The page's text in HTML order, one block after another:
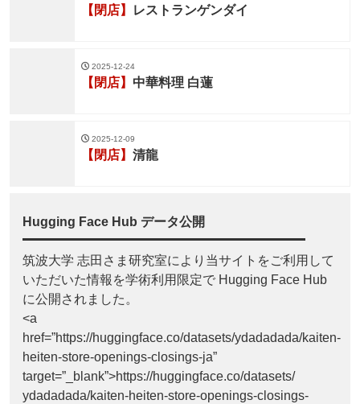
【閉店】 レストランゲンダイ
2025-12-24
【閉店】 中華料理 白蓮
2025-12-09
【閉店】 清龍
Hugging Face Hub データ公開
筑波大学 志田さま研究室により当サイトをご利用して
いただいた情報を学術利用限定で Hugging Face Hub
に公開されました。
<a
href=”https://huggingface.co/datasets/ydadadada/kaiten-
heiten-store-openings-closings-ja”
target=”_blank”>https://huggingface.co/datasets/
ydadadada/kaiten-heiten-store-openings-closings-